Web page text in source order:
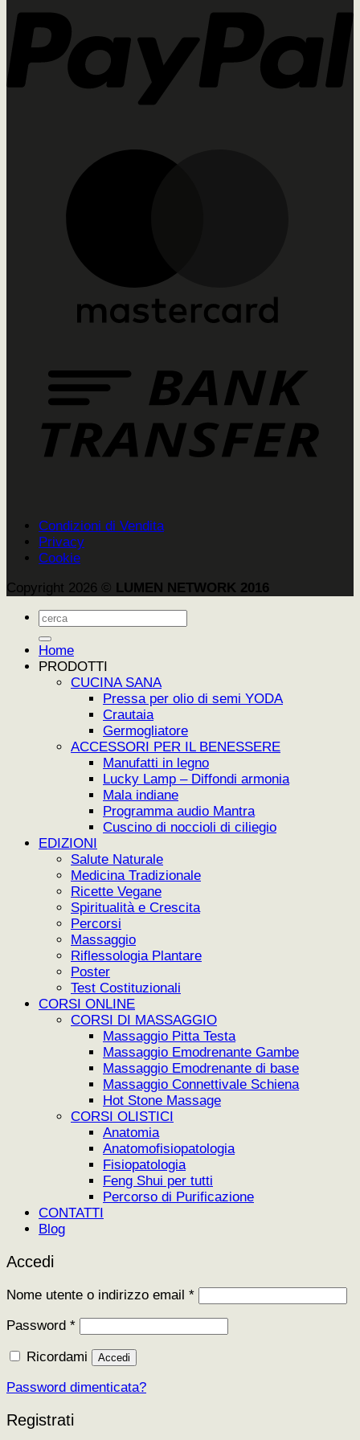
Condizioni di Vendita
Privacy
Cookie
Copyright 2026 © LUMEN NETWORK 2016
Cerca:
Home
PRODOTTI
CUCINA SANA
Pressa per olio di semi YODA
Crautaia
Germogliatore
ACCESSORI PER IL BENESSERE
Manufatti in legno
Lucky Lamp – Diffondi armonia
Mala indiane
Programma audio Mantra
Cuscino di noccioli di ciliegio
EDIZIONI
Salute Naturale
Medicina Tradizionale
Ricette Vegane
Spiritualità e Crescita
Percorsi
Massaggio
Riflessologia Plantare
Poster
Test Costituzionali
CORSI ONLINE
CORSI DI MASSAGGIO
Massaggio Pitta Testa
Massaggio Emodrenante Gambe
Massaggio Emodrenante di base
Massaggio Connettivale Schiena
Hot Stone Massage
CORSI OLISTICI
Anatomia
Anatomofisiopatologia
Fisiopatologia
Feng Shui per tutti
Percorso di Purificazione
CONTATTI
Blog
Accedi
Nome utente o indirizzo email *Richiesto
Password *Richiesto
Ricordami Accedi
Password dimenticata?
Registrati